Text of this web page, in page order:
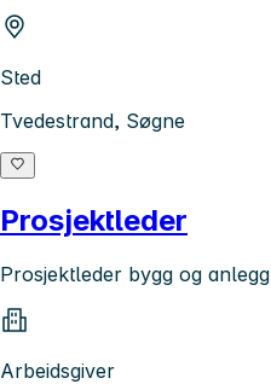
Sted
Tvedestrand, Søgne
Prosjektleder
Prosjektleder bygg og anlegg
Arbeidsgiver